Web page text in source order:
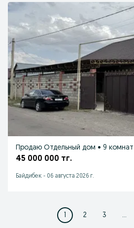
Продаю Отдельный дом • 9 комнат
45 000 000 тг.
Байдибек - 06 августа 2026 г.
1 2 3 ...